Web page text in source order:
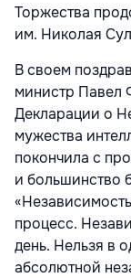
Торжества
им. Николая
В своем
министр Павел
Декларации о
мужества
покончила с
и большинство
процесс.
день. Нельзя в
абсолютной